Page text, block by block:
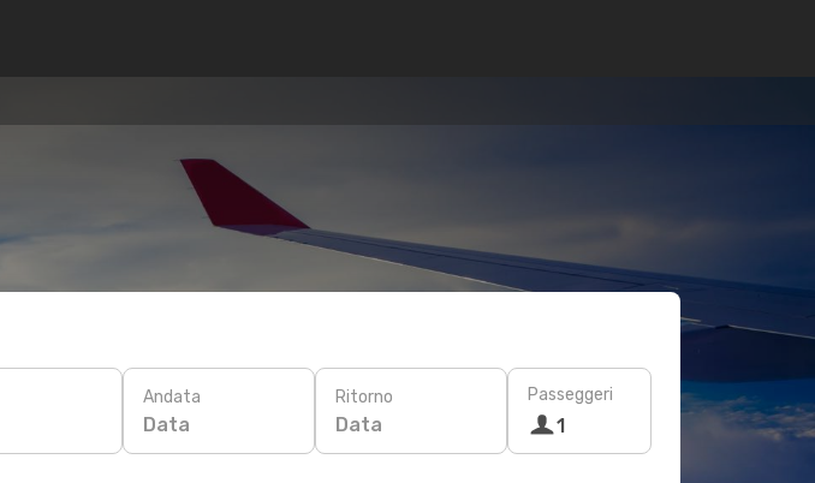
Andata
Data
Ritorno
Data
Passeggeri
1